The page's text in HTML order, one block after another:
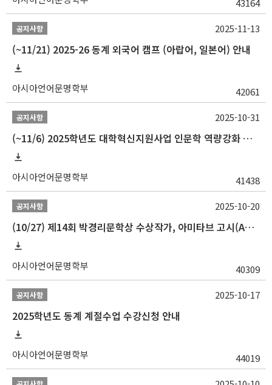
43164
공지사항
(~11/21) 2025-26 동계 외국어 캠프 (아랍어, 일본어) 안내
아시아언어문명학부 42061
2025-11-13
공지사항
(~11/6) 2025학년도 대학혁신지원사업 인문학 역량강화 동계 인턴십 참가자 선발 안내
아시아언어문명학부 41438
2025-10-31
공지사항
(10/27) 제14회 박경리문학상 수상작가, 아미타브 고시(Amitav Ghosh) 강연 안내
아시아언어문명학부 40309
2025-10-20
공지사항
2025학년도 동계 계절수업 수강신청 안내
아시아언어문명학부 44019
2025-10-17